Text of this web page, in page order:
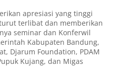
apresiasi yang tinggi
terlibat dan memberikan
seminar dan Konferwil
Kabupaten Bandung,
Djarum Foundation, PDAM
Kujang, dan Migas